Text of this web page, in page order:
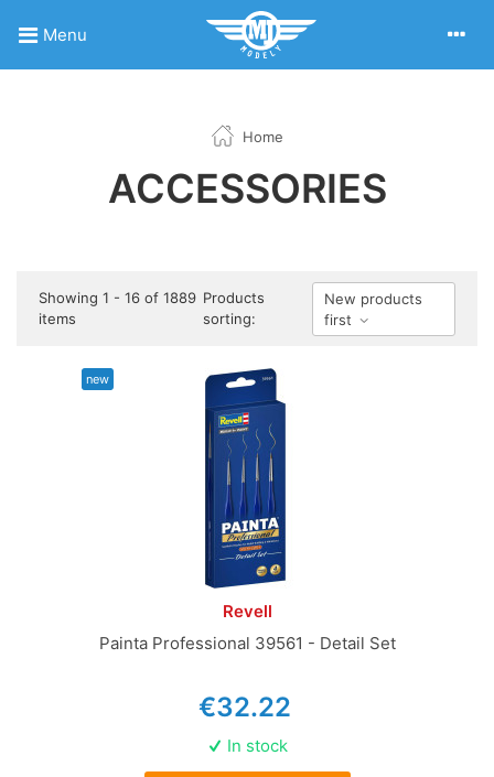
Menu
Home
ACCESSORIES
Showing 1 - 16 of 1889
items
Products
sorting:
New products
first
new
Revell
Painta Professional 39561 - Detail Set
€32.22
In stock